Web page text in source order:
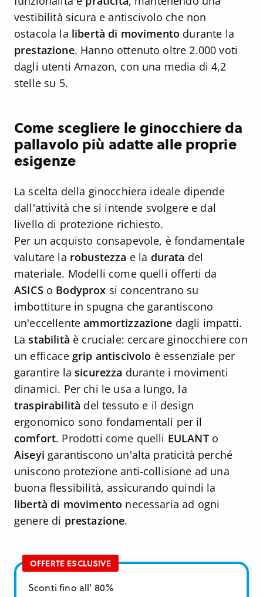
vestibilità sicura e antiscivolo che non
ostacola la libertà di movimento durante la
prestazione. Hanno ottenuto oltre 2.000 voti
dagli utenti Amazon, con una media di 4,2
stelle su 5.
Come scegliere le ginocchiere da
pallavolo più adatte alle proprie
esigenze
La scelta della ginocchiera ideale dipende
dall'attività che si intende svolgere e dal
livello di protezione richiesto.
Per un acquisto consapevole, è fondamentale
valutare la robustezza e la durata del
materiale. Modelli come quelli offerti da
ASICS o Bodyprox si concentrano su
imbottiture in spugna che garantiscono
un'eccellenteammortizzazione dagli impatti.
Lastabilità è cruciale: cercare ginocchiere con
un efficace grip antiscivolo è essenziale per
garantire lasicurezza durante i movimenti
dinamici. Per chi le usa a lungo, la
traspirabilità del tessuto e il design
ergonomico sono fondamentali per il
comfort. Prodotti come quelli EULANTo
Aiseyi garantiscono un'alta praticità perché
uniscono protezione anti-collisione ad una
buona flessibilità, assicurando quindi la
libertà di movimento necessaria ad ogni
genere di prestazione.
OFFERTE ESCLUSIVE
Sconti fino all' 80%